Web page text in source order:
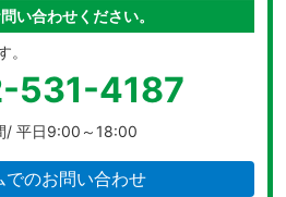
い合わせください。
。
531-4187
/ 平日9:00～18:00
でのお問い合わせ